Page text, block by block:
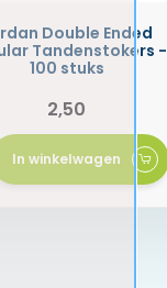
Double Ended
Tandenstokers -
100 stuks
2,50
In winkelwagen